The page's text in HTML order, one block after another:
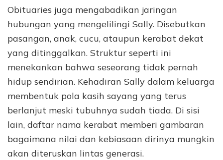
Obituaries juga mengabadikan jaringan
hubungan yang mengelilingi Sally. Disebutkan
pasangan, anak, cucu, ataupun kerabat dekat
yang ditinggalkan. Struktur seperti ini
menekankan bahwa seseorang tidak pernah
hidup sendirian. Kehadiran Sally dalam keluarga
membentuk pola kasih sayang yang terus
berlanjut meski tubuhnya sudah tiada. Di sisi
lain, daftar nama kerabat memberi gambaran
bagaimana nilai dan kebiasaan dirinya mungkin
akan diteruskan lintas generasi.